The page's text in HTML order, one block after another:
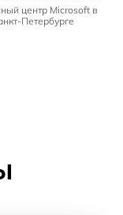
центр Microsoft в
Петербурге